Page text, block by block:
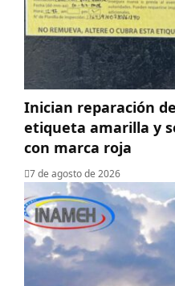
Inician reparación
etiqueta amarilla y
con marca roja
7 de agosto de 2026